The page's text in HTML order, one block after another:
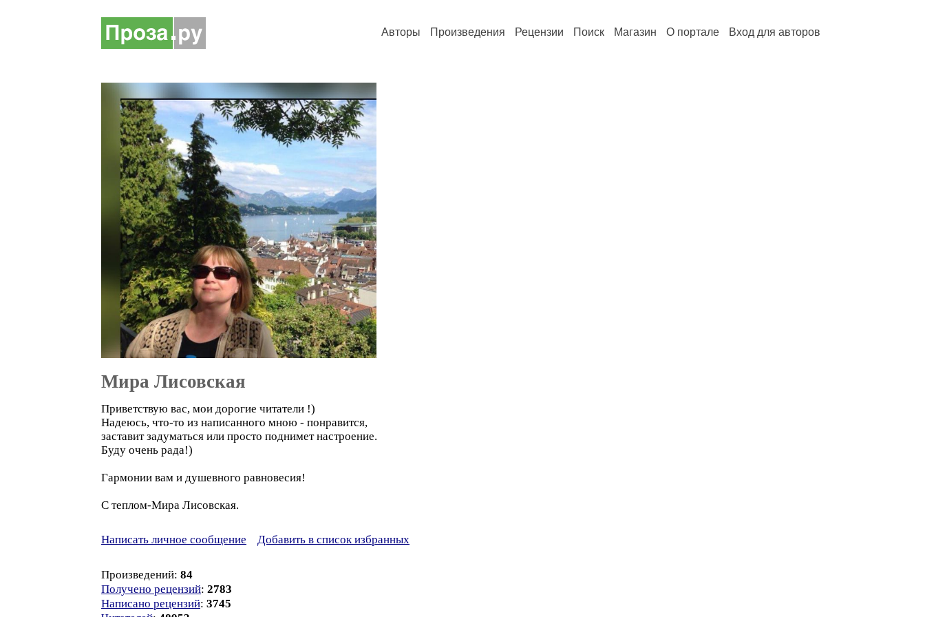
Авторы Произведения Рецензии Поиск Магазин О портале Вход для авторов
Мира Лисовская
Приветствую вас, мои дорогие читатели !)
Надеюсь, что-то из написанного мною - понравится,
заставит задуматься или просто поднимет настроение.
Буду очень рада!)
Гармонии вам и душевного равновесия!
С теплом-Мира Лисовская.
Написать личное сообщение Добавить в список избранных
Произведений: 84
Получено рецензий: 2783
Написано рецензий: 3745